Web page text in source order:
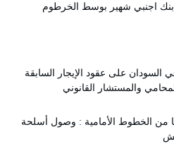
بنك اجنبي شهير بوسط الخرطوم
السودان على عقود الإيجار السابقة
والمستشار القانوني
من الخطوط الأمامية : وصول أسلحة